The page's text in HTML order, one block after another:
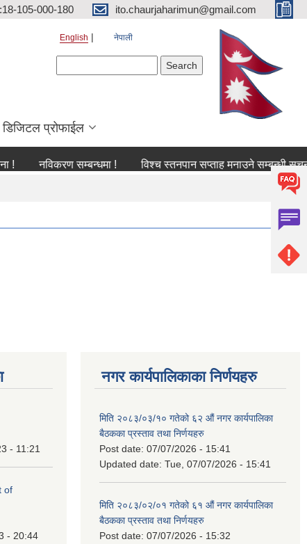
105-000-180 ito.chaurjaharimun@gmail.com
English नेपाली
डिजिटल प्रोफाईल
नविकरण सम्बन्धमा ! विश्च स्तनपान सप्ताह मनाउने सम्बन्धी सूचना !
- 11:21
of
- 20:44
नगर कार्यपालिकाका निर्णयहरु
मिति २०८३/०३/१० गतेको ६२ औं नगर कार्यपालिका
बैठकका प्रस्ताव तथा निर्णयहरु
Post date: 07/07/2026 - 15:41
Updated date: Tue, 07/07/2026 - 15:41
मिति २०८३/०२/०१ गतेको ६१ औं नगर कार्यपालिका
बैठकका प्रस्ताव तथा निर्णयहरु
Post date: 07/07/2026 - 15:32